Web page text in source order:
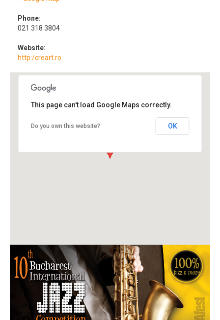
Phone:
021 318 3804
Website:
http:/creart.ro
This page can't load Google Maps correctly.
Do you own this website? OK